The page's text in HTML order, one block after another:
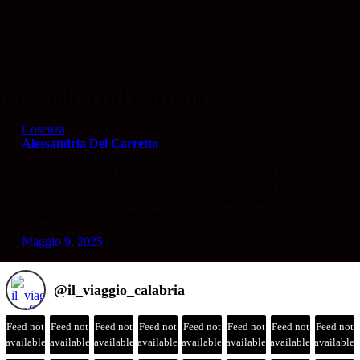
Cosenza
Alessandria Del Carretto
Maggio 9, 2025
@il_viaggio_calabria
Feed not
available
Feed not
available
Feed not
available
Feed not
available
Feed not
available
Feed not
available
Feed not
available
Feed not
available